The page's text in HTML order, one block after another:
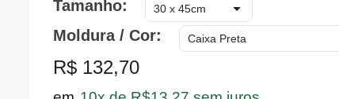
Tamanho
Moldura / Cor
R$ 132,70